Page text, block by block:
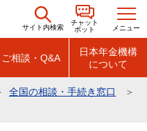
サイト内検索
チャット
ボット
メニュー
ご相談・Q&A
日本年金機構
について
全国の相談・手続き窓口